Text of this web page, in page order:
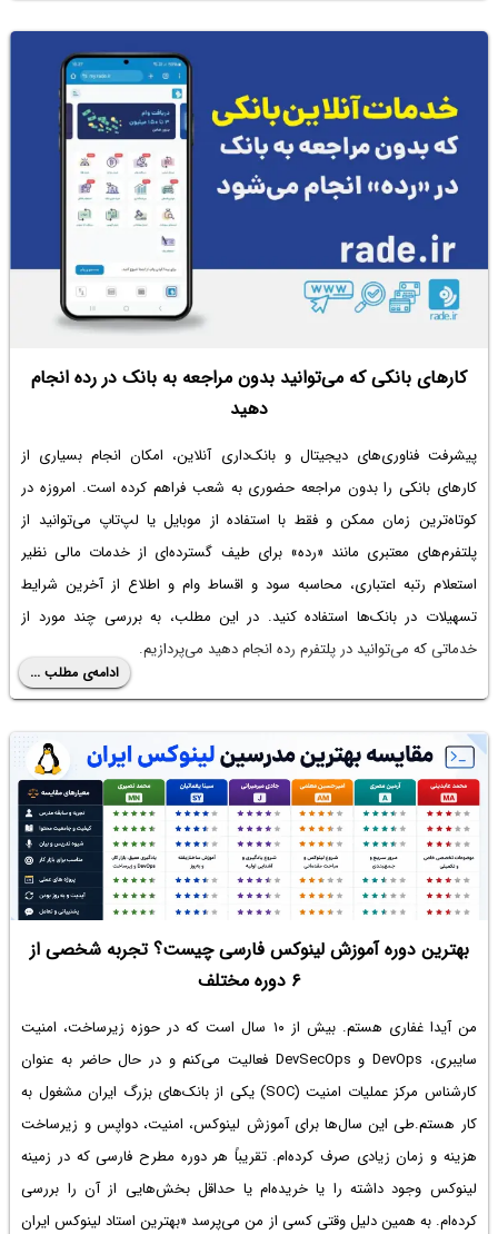
کارهای بانکی که می‌توانید بدون مراجعه به بانک در رده انجام
دهید
پیشرفت فناوری‌های دیجیتال و بانک‌داری آنلاین، امکان انجام بسیاری از
کارهای بانکی را بدون مراجعه حضوری به شعب فراهم کرده است. امروزه در
کوتاه‌ترین زمان ممکن و فقط با استفاده از موبایل یا لپ‌تاپ می‌توانید از
پلتفرم‌های معتبری مانند «رده» برای طیف گسترده‌ای از خدمات مالی نظیر
استعلام رتبه اعتباری، محاسبه سود و اقساط وام و اطلاع از آخرین شرایط
تسهیلات در بانک‌ها استفاده کنید. در این مطلب، به بررسی چند مورد از
خدماتی که می‌توانید در پلتفرم رده انجام دهید می‌پردازیم.
ادامه‌ی مطلب ...
بهترین دوره آموزش لینوکس فارسی چیست؟ تجربه شخصی از
۶ دوره مختلف
من آیدا غفاری هستم. بیش از ۱۰ سال است که در حوزه زیرساخت، امنیت
سایبری، DevOps و DevSecOps فعالیت می‌کنم و در حال حاضر به عنوان
کارشناس مرکز عملیات امنیت (SOC) یکی از بانک‌های بزرگ ایران مشغول به
کار هستم.طی این سال‌ها برای آموزش لینوکس، امنیت، دواپس و زیرساخت
هزینه و زمان زیادی صرف کرده‌ام. تقریباً هر دوره مطرح فارسی که در زمینه
لینوکس وجود داشته را یا خریده‌ام یا حداقل بخش‌هایی از آن را بررسی
کرده‌ام. به همین دلیل وقتی کسی از من می‌پرسد «بهترین استاد لینوکس ایران